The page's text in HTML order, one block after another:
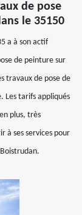
de pose
le 35150
a à son actif
de peinture sur
travaux de pose de
Les tarifs appliqués
plus, très
à ses services pour